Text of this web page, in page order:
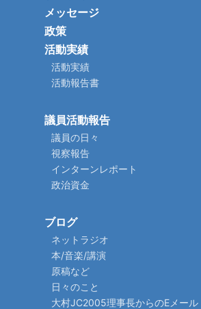
メッセージ
政策
活動実績
活動実績
活動報告書
議員活動報告
議員の日々
視察報告
インターンレポート
政治資金
ブログ
ネットラジオ
本/音楽/講演
原稿など
日々のこと
大村JC2005理事長からのEメール